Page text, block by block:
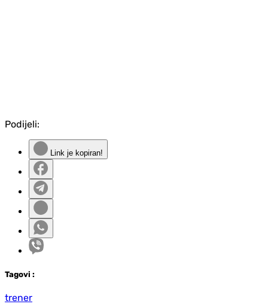
Podijeli:
Link je kopiran!
Tagovi :
trener